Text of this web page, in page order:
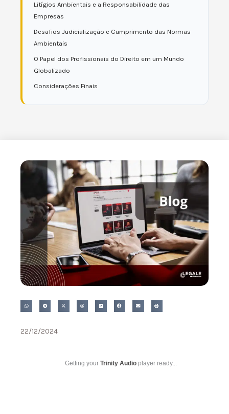
Litígios Ambientais e a Responsabilidade das
Empresas
Desafios Judicialização e Cumprimento das Normas
Ambientais
O Papel dos Profissionais do Direito em um Mundo
Globalizado
Considerações Finais
22/12/2024
Getting your Trinity Audio player ready...